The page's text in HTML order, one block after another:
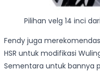
Pilihan velg 14 inci
Fendy juga
HSR untuk modifikasi
Sementara untuk bannya